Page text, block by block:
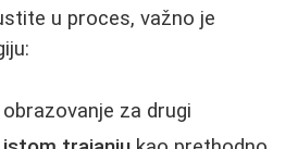
u proces, važno je
obrazovanje za drugi